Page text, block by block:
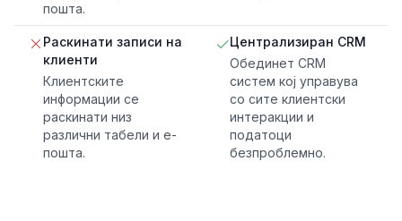
пошта.
Раскинати записи на
клиенти
Клиентските
информации се
раскинати низ
различни табели и е-
пошта.
Централизиран CRM
Обединет CRM
систем кој управува
со сите клиентски
интеракции и
податоци
безпроблемно.